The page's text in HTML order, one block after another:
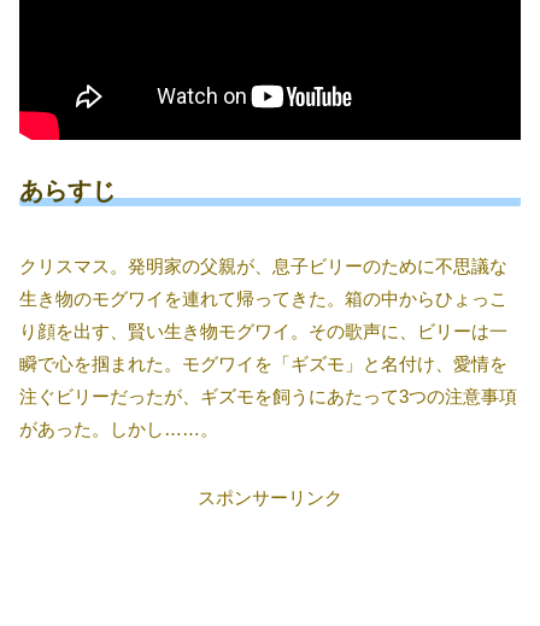
あらすじ
クリスマス。発明家の父親が、息子ビリーのために不思議な
生き物のモグワイを連れて帰ってきた。箱の中からひょっこ
り顔を出す、賢い生き物モグワイ。その歌声に、ビリーは一
瞬で心を掴まれた。モグワイを「ギズモ」と名付け、愛情を
注ぐビリーだったが、ギズモを飼うにあたって3つの注意事項
があった。しかし……。
スポンサーリンク